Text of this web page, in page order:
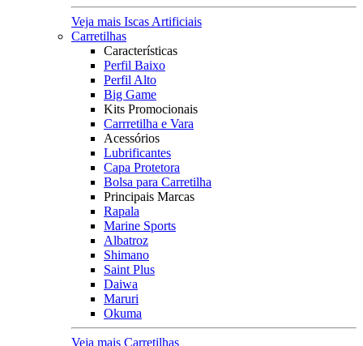
Veja mais Iscas Artificiais
Carretilhas
Características
Perfil Baixo
Perfil Alto
Big Game
Kits Promocionais
Carrretilha e Vara
Acessórios
Lubrificantes
Capa Protetora
Bolsa para Carretilha
Principais Marcas
Rapala
Marine Sports
Albatroz
Shimano
Saint Plus
Daiwa
Maruri
Okuma
Veja mais Carretilhas